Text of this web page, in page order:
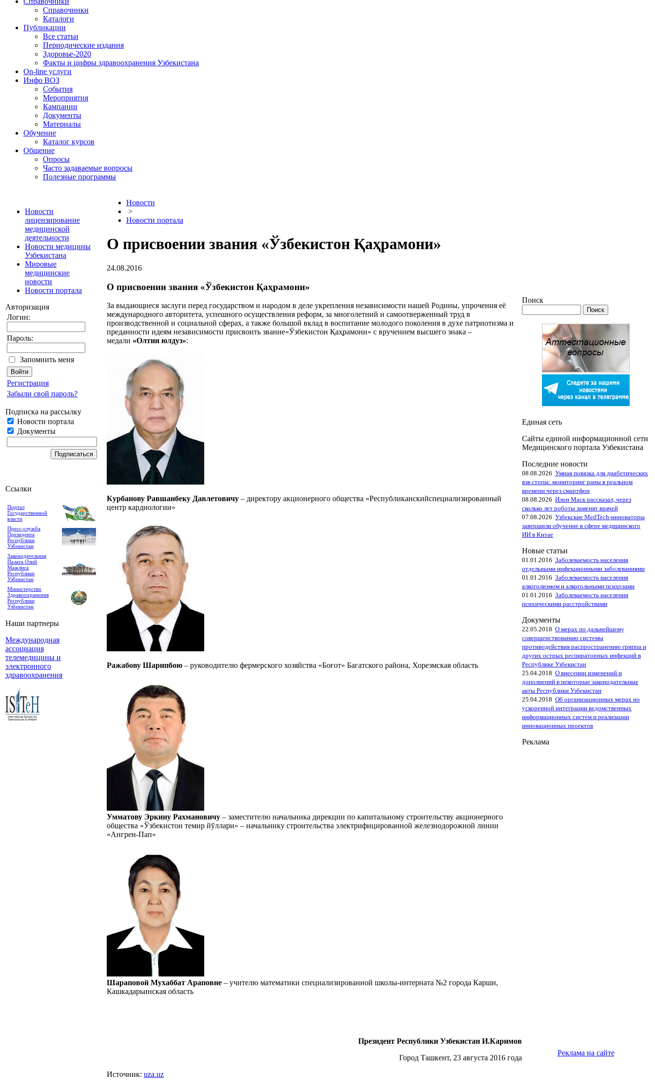
Справочники
Каталоги
Публикации
Все статьи
Периодические издания
Здоровье-2020
Факты и цифры здравоохранения Узбекистана
On-line услуги
Инфо ВОЗ
События
Мероприятия
Кампании
Документы
Материалы
Обучение
Каталог курсов
Общение
Опросы
Часто задаваемые вопросы
Полезные программы
Новости
лицензирование
медицинской
деятельности
Новости медицины
Узбекистана
Мировые
медицинские
новости
Новости портала
Авторизация
Логин:
Пароль:
Запомнить меня
Регистрация
Забыли свой пароль?
Подписка на рассылку
Новости портала
Документы
Ссылки
Портал
Государственной
власти
Пресс-служба
Президента
Республики
Узбекистан
Законодательная
Палата Олий
Мажлиса
Республики
Узбекистан
Министерство
Здравоохранения
Республики
Узбекистан
Наши партнеры
Международная
ассоциация
телемедицины и
электронного
здравоохранения
Новости
>
Новости портала
О присвоении звания «Ўзбекистон Қаҳрамони»
24.08.2016
О присвоении звания «Ўзбекистон Қаҳрамони»
За выдающиеся заслуги перед государством и народом в деле укрепления независимости нашей Родины, упрочения её
международного авторитета, успешного осуществления реформ, за многолетний и самоотверженный труд в
производственной и социальной сферах, а также большой вклад в воспитание молодого поколения в духе патриотизма и
преданности идеям независимости присвоить звание«Ўзбекистон Қаҳрамони» с вручением высшего знака –
медали «Олтин юлдуз»:
Курбанову Равшанбеку Давлетовичу – директору акционерного общества «Республиканскийспециализированный
центр кардиологии»
Ражабову Шарипбою – руководителю фермерского хозяйства «Боғот» Багатского района, Хорезмская область
Умматову Эркину Рахмановичу – заместителю начальника дирекции по капитальному строительству акционерного
общества «Ўзбекистон темир йўллари» – начальнику строительства электрифицированной железнодорожной линии
«Ангрен-Пап»
Шараповой Мухаббат Араповне – учителю математики специализированной школы-интерната №2 города Карши,
Кашкадарьинская область
Президент Республики Узбекистан И.Каримов
Город Ташкент, 23 августа 2016 года
Источник: uza.uz
Поиск
Единая сеть
Сайты единой информационной сети
Медицинского портала Узбекистана
Последние новости
08.08.2026 Умная повязка для диабетических
язв стопы: мониторинг раны в реальном
времени через смартфон
08.08.2026 Илон Маск рассказал, через
сколько лет роботы заменят врачей
07.08.2026 Узбекские MedTech-инноваторы
завершили обучение в сфере медицинского
ИИ в Китае
Новые статьи
01.01.2016 Заболеваемость населения
отдельными инфекционными заболеваниями
01.01.2016 Заболеваемость населения
алкоголизмом и алкогольными психозами
01.01.2016 Заболеваемость населения
психическими расстройствами
Документы
22.05.2018 О мерах по дальнейшему
совершенствованию системы
противодействия распространению гриппа и
других острых респираторных инфекций в
Республике Узбекистан
25.04.2018 О внесении изменений и
дополнений в некоторые законодательные
акты Республики Узбекистан
25.04.2018 Об организационных мерах но
ускоренной интеграции ведомственных
информационных систем и реализации
инновационных проектов
Реклама
Реклама на сайте